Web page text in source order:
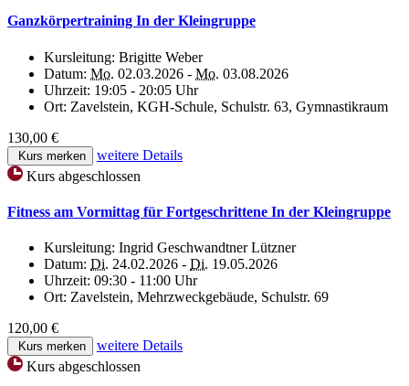
Ganzkörpertraining In der Kleingruppe
Kursleitung: Brigitte Weber
Datum: Mo. 02.03.2026 - Mo. 03.08.2026
Uhrzeit: 19:05 - 20:05 Uhr
Ort: Zavelstein, KGH-Schule, Schulstr. 63, Gymnastikraum
130,00 €
Kurs merken
weitere Details
Kurs abgeschlossen
Fitness am Vormittag für Fortgeschrittene In der Kleingruppe
Kursleitung: Ingrid Geschwandtner Lützner
Datum: Di. 24.02.2026 - Di. 19.05.2026
Uhrzeit: 09:30 - 11:00 Uhr
Ort: Zavelstein, Mehrzweckgebäude, Schulstr. 69
120,00 €
Kurs merken
weitere Details
Kurs abgeschlossen